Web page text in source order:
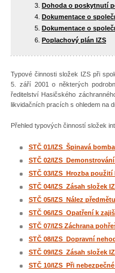
Dohoda o poskytnutí
Dokumentace o
Dokumentace o
Poplachový plán IZS
Typové činnosti složek IZS při
5. září 2001 o některých
ředitelství Hasičského
likvidačních pracích s ohledem na
Přehled typových činností složek
STČ 01/IZS_Špinavá bomba
STČ 02/IZS
STČ 03/IZS Hrozba
STČ 04/IZS Zásah složek
STČ 05/IZS Nález
STČ 06/IZS Opatření k
STČ 07/IZS Záchrana
STČ 08/IZS Dopravní
STČ 09/IZS Zásah složek
STČ 10/IZS Při